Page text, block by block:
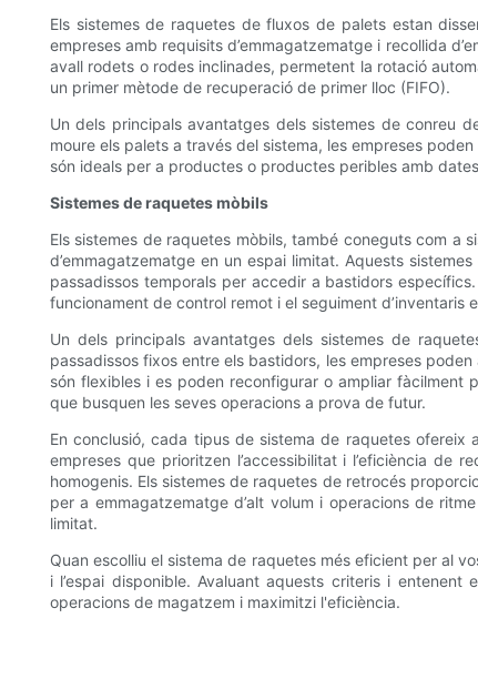
Els sistemes de raquetes de fluxos de palets estan
empreses amb requisits d’emmagatzematge i recollida
avall rodets o rodes inclinades, permetent la rotació
un primer mètode de recuperació de primer lloc (FIFO).
Un dels principals avantatges dels sistemes de conreu
moure els palets a través del sistema, les empreses
són ideals per a productes o productes peribles amb
Sistemes de raquetes mòbils
Els sistemes de raquetes mòbils, també coneguts com a
d’emmagatzematge en un espai limitat. Aquests
passadissos temporals per accedir a bastidors
funcionament de control remot i el seguiment d’inventaris
Un dels principals avantatges dels sistemes de
passadissos fixos entre els bastidors, les empreses
són flexibles i es poden reconfigurar o ampliar fàcilment
que busquen les seves operacions a prova de futur.
En conclusió, cada tipus de sistema de raquetes ofereix
empreses que prioritzen l’accessibilitat i l’eficiència de
homogenis. Els sistemes de raquetes de retrocés
per a emmagatzematge d’alt volum i operacions de
limitat.
Quan escolliu el sistema de raquetes més eficient per al
i l’espai disponible. Avaluant aquests criteris i
operacions de magatzem i maximitzi l'eficiència.